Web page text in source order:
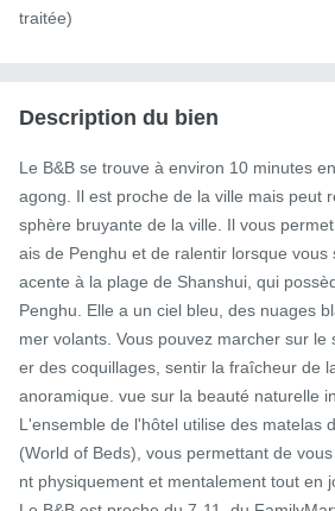
traitée)
Description du bien
Le B&B se trouve à environ 10 minutes
agong. Il est proche de la ville mais peut
sphère bruyante de la ville. Il vous
ais de Penghu et de ralentir lorsque vous
acente à la plage de Shanshui, qui
Penghu. Elle a un ciel bleu, des nuages
mer volants. Vous pouvez marcher sur
er des coquillages, sentir la fraîcheur de
anoramique. vue sur la beauté naturelle
L'ensemble de l'hôtel utilise des matelas
(World of Beds), vous permettant de
nt physiquement et mentalement tout en